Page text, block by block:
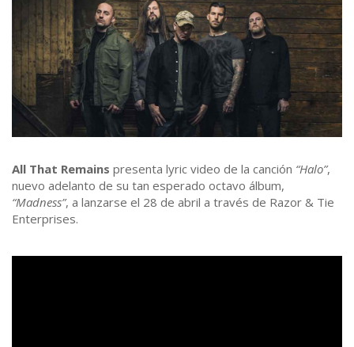
All That Remains presenta lyric video de la canción “Halo”,
nuevo adelanto de su tan esperado octavo álbum,
“Madness”, a lanzarse el 28 de abril a través de Razor & Tie
Enterprises.